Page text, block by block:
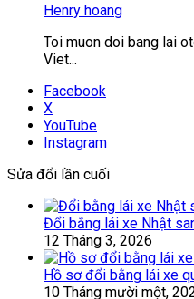
Henry hoang
Toi muon doi bang lai
Viet...
Facebook
X
YouTube
Instagram
Sửa đổi lần cuối
Đổi bằng lái xe Nhật
12 Tháng 3, 2026
Hồ sơ đổi bằng lái xe
10 Tháng mười một,